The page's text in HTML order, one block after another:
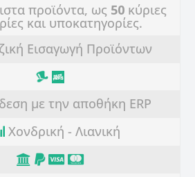
προϊόντα, ως 50κύριες
και υποκατηγορίες.
Εισαγωγή Προϊόντων
με την αποθήκη ERP
Χονδρική - Λιανική